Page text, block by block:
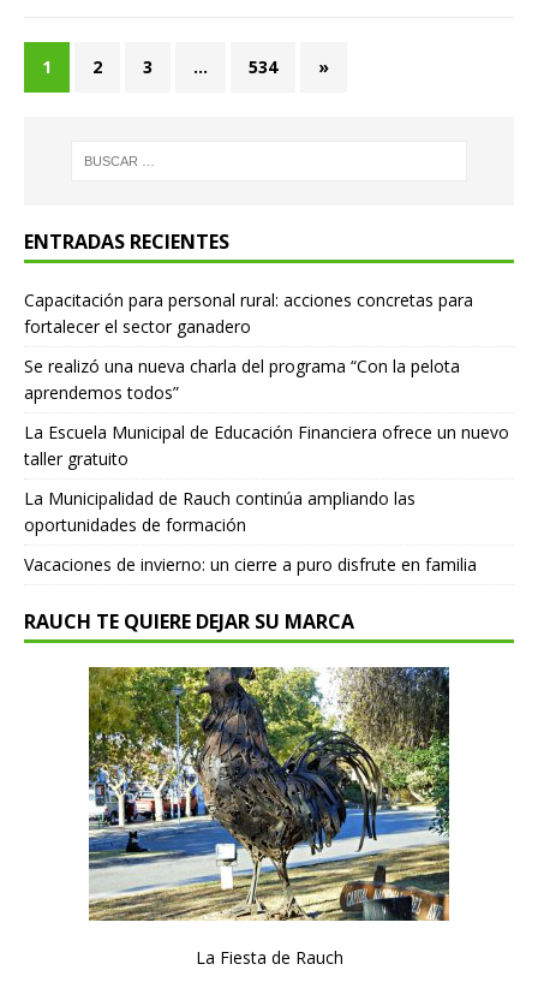
1 2 3 … 534 »
ENTRADAS RECIENTES
Capacitación para personal rural: acciones concretas para
fortalecer el sector ganadero
Se realizó una nueva charla del programa “Con la pelota
aprendemos todos”
La Escuela Municipal de Educación Financiera ofrece un nuevo
taller gratuito
La Municipalidad de Rauch continúa ampliando las
oportunidades de formación
Vacaciones de invierno: un cierre a puro disfrute en familia
RAUCH TE QUIERE DEJAR SU MARCA
La Fiesta de Rauch